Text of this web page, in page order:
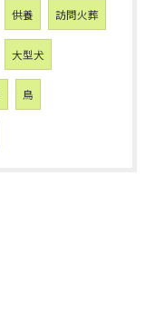
供養 訪問火葬
大型犬
鳥